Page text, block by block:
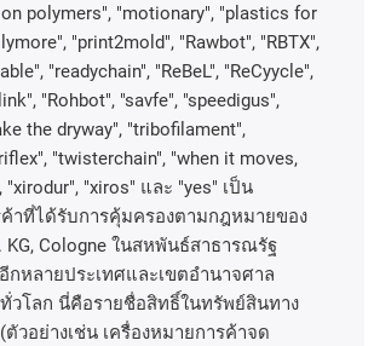
polymers", "motionary", "plastics for
"print2mold", "Rawbot", "RBTX",
"readychain", "ReBeL", "ReCyycle",
"Rohbot", "savfe", "speedigus",
the dryway", "tribofilament",
"twisterchain", "when it moves,
"xirodur", "xiros" และ "yes" เป็น
ค้าที่ได้รับการคุ้มครองตามกฎหมายของ
Cologne ในสหพันธ์สาธารณรัฐ
กหลายประเทศและเขตอํานาจศาล
วโลก นี่คือรายชื่อสิทธิ์ในทรัพย์สินทาง
(ตัวอย่างเช่น เครื่องหมายการค้าจด